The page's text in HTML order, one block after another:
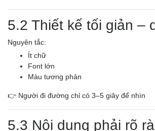
5.2 Thiết kế tối giản –
Nguyên tắc:
Ít chữ
Font lớn
Màu tương phản
👉 Người đi đường chỉ có 3–5 giây để nhìn
5.3 Nội dung phải rõ